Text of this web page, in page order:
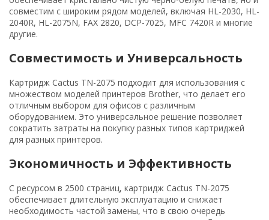
совместим с широким рядом моделей, включая HL-2030, HL-
2040R, HL-2075N, FAX 2820, DCP-7025, MFC 7420R и многие
другие.
Совместимость и Универсальность
Картридж Cactus TN-2075 подходит для использования с
множеством моделей принтеров Brother, что делает его
отличным выбором для офисов с различным
оборудованием. Это универсальное решение позволяет
сократить затраты на покупку разных типов картриджей
для разных принтеров.
Экономичность и Эффективность
С ресурсом в 2500 страниц, картридж Cactus TN-2075
обеспечивает длительную эксплуатацию и снижает
необходимость частой замены, что в свою очередь